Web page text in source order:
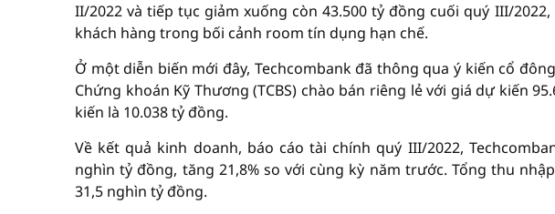
II/2022 và tiếp tục giảm xuống còn 43.500 tỷ đồng cuối quý III/
khách hàng trong bối cảnh room tín dụng hạn chế.
Ở một diễn biến mới đây, Techcombank đã thông qua ý kiến cổ
Chứng khoán Kỹ Thương (TCBS) chào bán riêng lẻ với giá dự kiến
kiến là 10.038 tỷ đồng.
Về kết quả kinh doanh, báo cáo tài chính quý III/2022,
nghìn tỷ đồng, tăng 21,8% so với cùng kỳ năm trước. Tổng thu
31,5 nghìn tỷ đồng.